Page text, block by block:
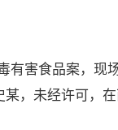
害食品案，现
，未经许可